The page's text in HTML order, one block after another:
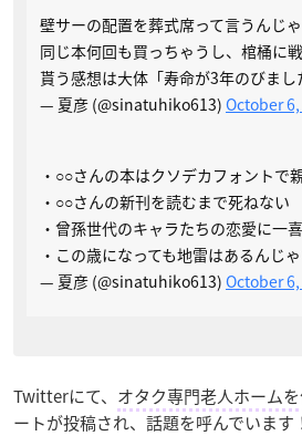
壁サーの配置を葬式席って言うんじ
同じ本何回も買っちゃうし、棺桶に
貰う感想は大体「寿命が3年のびまし
— 夏彦 (@sinatuhiko613) October
・○○さんの本はクソデカフォントで
・○○さんの新刊を読むまで死ねない
・曾孫世代のキャラたちの恋愛に一
・この歳になっても地雷はあるんじ
— 夏彦 (@sinatuhiko613) October
Twitterにて、 オタク専門老人ホーム
ートが投稿され、話題を呼んでいます